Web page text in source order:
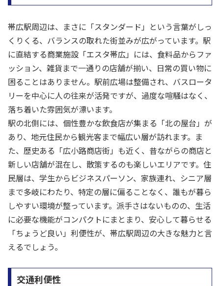
帯広駅周辺は、まさに「スタンダード」という言葉がしっ
くりくる、バランスの取れた街並みが広がっています。駅
に直結する商業施設「エスタ帯広」には、食料品からファ
ッション、雑貨まで一通りの店舗が揃い、日常の買い物に
困ることはありません。駅前広場は整備され、バスロータ
リーを中心に人の往来が活発ですが、過度な喧騒はなく、
落ち着いた雰囲気が漂います。
駅の北側には、個性豊かな飲食店が集まる「北の屋台」が
あり、地元住民から観光客まで幅広い層が訪れます。ま
た、歴史ある「広小路商店街」も近く、昔ながらの商店と
新しい店舗が混在し、散策するのも楽しいエリアです。住
民層は、学生からビジネスパーソン、家族連れ、シニア層
まで多岐にわたり、特定の層に偏ることなく、誰もが暮ら
しやすい環境が整っています。派手さはないものの、生活
に必要な機能がコンパクトにまとまり、安心して暮らせる
「ちょうど良い」利便性が、帯広駅周辺の大きな魅力と言
えるでしょう。
交通利便性